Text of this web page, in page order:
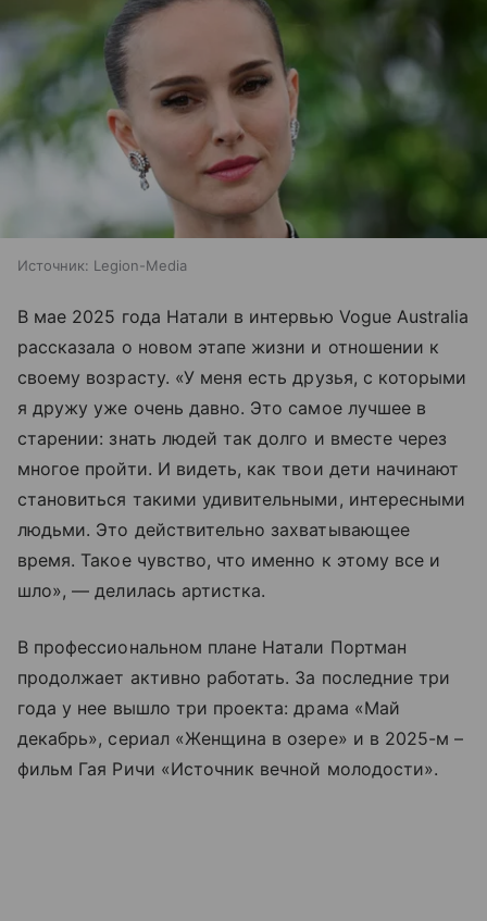
Источник: Legion-Media
В мае 2025 года Натали в интервью Vogue Australia
рассказала о новом этапе жизни и отношении к
своему возрасту. «У меня есть друзья, с которыми
я дружу уже очень давно. Это самое лучшее в
старении: знать людей так долго и вместе через
многое пройти. И видеть, как твои дети начинают
становиться такими удивительными, интересными
людьми. Это действительно захватывающее
время. Такое чувство, что именно к этому все и
шло», — делилась артистка.
В профессиональном плане Натали Портман
продолжает активно работать. За последние три
года у нее вышло три проекта: драма «Май
декабрь», сериал «Женщина в озере» и в 2025-м –
фильм Гая Ричи «Источник вечной молодости».